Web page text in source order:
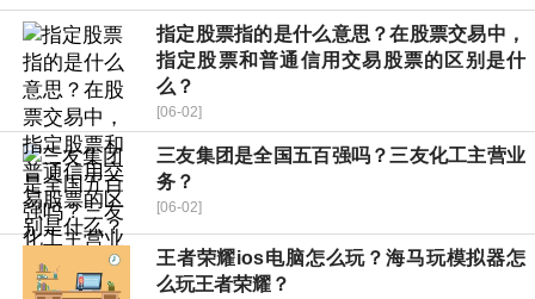
指定股票指的是什么意思？在股票交易中，
指定股票和普通信用交易股票的区别是什
么？
[06-02]
三友集团是全国五百强吗？三友化工主营业
务？
[06-02]
王者荣耀ios电脑怎么玩？海马玩模拟器怎
么玩王者荣耀？